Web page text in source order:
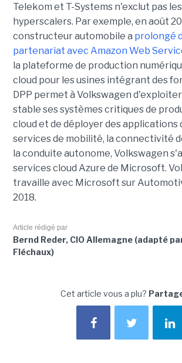
Telekom et T-Systems n'exclut pas
hyperscalers. Par exemple, en août
constructeur automobile a prolongé
partenariat avec Amazon Web
la plateforme de production
cloud pour les usines intégrant des
DPP permet à Volkswagen
stable ses systèmes critiques de
cloud et de déployer des applications
services de mobilité, la connectivité
la conduite autonome, Volkswagen
services cloud Azure de Microsoft.
travaille avec Microsoft sur
2018.
Article rédigé par
Bernd Reder, CIO Allemagne (adapté
Fléchaux)
Cet article vous a plu?